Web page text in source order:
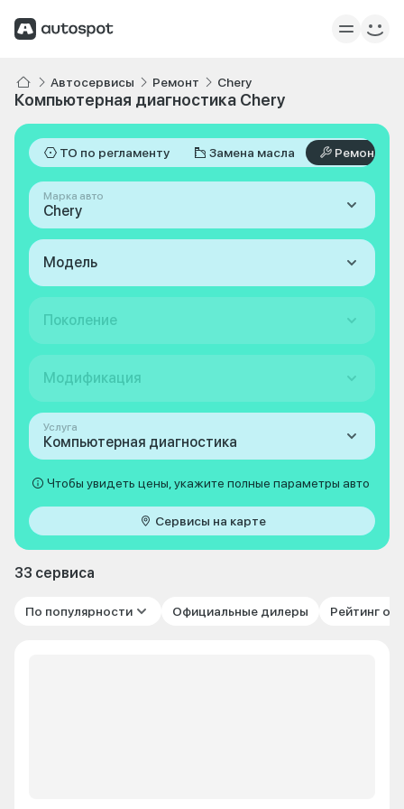
Автосервисы Ремонт Chery
Компьютерная диагностика Chery
ТО по регламенту Замена масла Ремонт
Марка авто
Chery
Модель
Поколение
Модификация
Услуга
Компьютерная диагностика
Чтобы увидеть цены, укажите полные параметры авто
Сервисы на карте
33 сервиса
По популярности Официальные дилеры Рейтинг